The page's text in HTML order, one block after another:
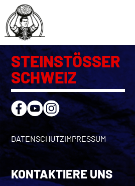
REGLEMENT &
LEIMGRUBER ROGER
3. August 2025
Beitka_admin
STEINSTÖSSER
SCHWEIZ
DATENSCHUTZIMPRESSUM
KONTAKTIERE UNS